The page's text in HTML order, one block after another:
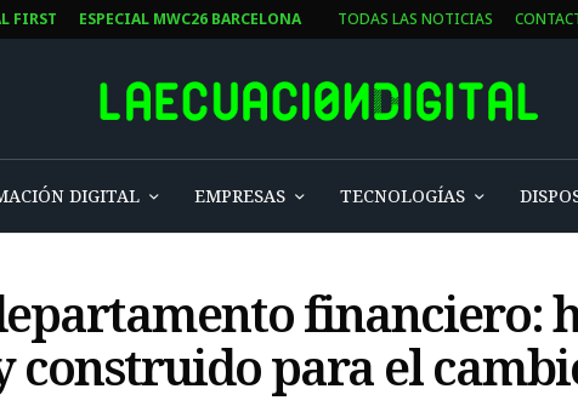
FIRST ESPECIAL MWC26 BARCELONA TODAS LAS NOTICIAS
DIGITAL EMPRESAS TECNOLOGÍAS
financiero:
para el